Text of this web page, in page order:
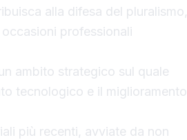
alla difesa del pluralismo,
professionali
ambito strategico sul quale
tecnologico e il miglioramento
più recenti, avviate da non